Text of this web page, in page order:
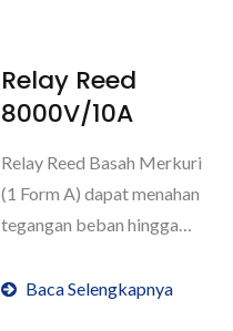
Relay Reed
8000V/10A
Relay Reed Basah Merkuri
(1 Form A) dapat menahan
tegangan beban hingga
Baca Selengkapnya